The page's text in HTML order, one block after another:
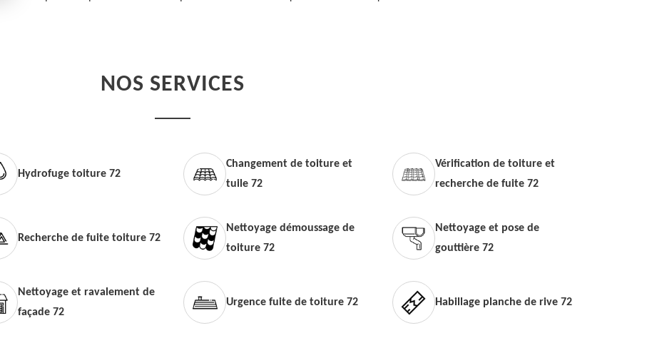
NOS SERVICES
Hydrofuge toiture 72
Changement de toiture et
tuile 72
Vérification de toiture et
recherche de fuite 72
Recherche de fuite toiture 72
Nettoyage démoussage de
toiture 72
Nettoyage et pose de
gouttière 72
Nettoyage et ravalement de
façade 72
Urgence fuite de toiture 72 Habillage planche de rive 72